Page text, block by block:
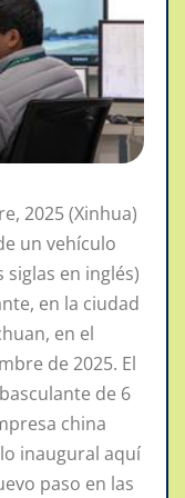
2025 (Xinhua)
un vehículo
en inglés)
en la ciudad
en el
de 2025. El
de 6
china
inaugural aquí
paso en las